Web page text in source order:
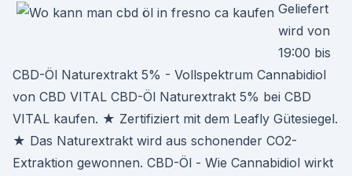
Geliefert
wird von
19:00 bis
CBD-Öl Naturextrakt 5% - Vollspektrum Cannabidiol
von CBD VITAL CBD-Öl Naturextrakt 5% bei CBD
VITAL kaufen. ★ Zertifiziert mit dem Leafly Gütesiegel.
★ Das Naturextrakt wird aus schonender CO2-
Extraktion gewonnen. CBD-Öl - Wie Cannabidiol wirkt